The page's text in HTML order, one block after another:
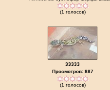
(1 голосов)
33333
Просмотров: 887
(1 голосов)